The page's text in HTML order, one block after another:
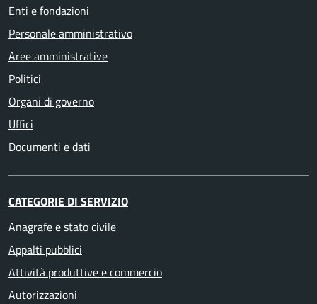
Enti e fondazioni
Personale amministrativo
Aree amministrative
Politici
Organi di governo
Uffici
Documenti e dati
CATEGORIE DI SERVIZIO
Anagrafe e stato civile
Appalti pubblici
Attività produttive e commercio
Autorizzazioni